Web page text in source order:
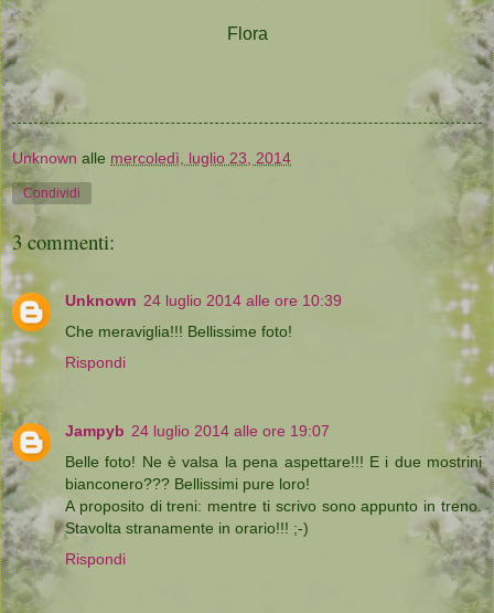
Flora
Unknown alle mercoledì, luglio 23, 2014
Condividi
3 commenti:
Unknown 24 luglio 2014 alle ore 10:39
Che meraviglia!!! Bellissime foto!
Rispondi
Jampyb 24 luglio 2014 alle ore 19:07
Belle foto! Ne è valsa la pena aspettare!!! E i due mostrini
bianconero??? Bellissimi pure loro!
A proposito di treni: mentre ti scrivo sono appunto in treno.
Stavolta stranamente in orario!!! ;-)
Rispondi